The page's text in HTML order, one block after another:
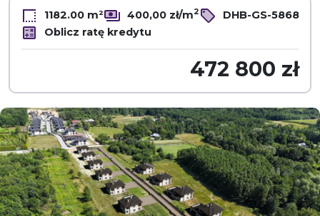
1182.00 m² 400,00 zł/m2
DHB-GS-5868
Oblicz ratę kredytu
472 800 zł